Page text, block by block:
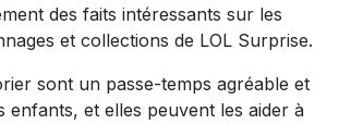
des faits intéressants sur les
et collections de LOL Surprise.
sont un passe-temps agréable et
enfants, et elles peuvent les aider à